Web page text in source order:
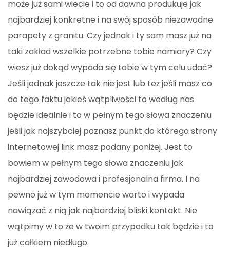
może już sami wiecie i to od dawna produkuje jak
najbardziej konkretne i na swój sposób niezawodne
parapety z granitu. Czy jednak i ty sam masz już na
taki zakład wszelkie potrzebne tobie namiary? Czy
wiesz już dokąd wypada się tobie w tym celu udać?
Jeśli jednak jeszcze tak nie jest lub też jeśli masz co
do tego faktu jakieś wątpliwości to według nas
będzie idealnie i to w pełnym tego słowa znaczeniu
jeśli jak najszybciej poznasz punkt do którego strony
internetowej link masz podany poniżej. Jest to
bowiem w pełnym tego słowa znaczeniu jak
najbardziej zawodowa i profesjonalna firma. I na
pewno już w tym momencie warto i wypada
nawiązać z nią jak najbardziej bliski kontakt. Nie
wątpimy w to że w twoim przypadku tak będzie i to
już całkiem niedługo.